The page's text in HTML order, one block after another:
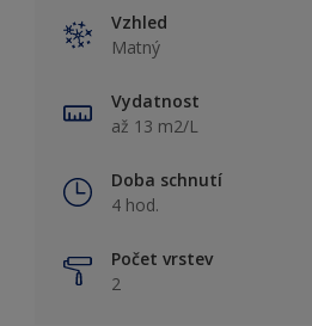
Vzhled
Matný
Vydatnost
až 13 m2/L
Doba schnutí
4 hod.
Počet vrstev
2